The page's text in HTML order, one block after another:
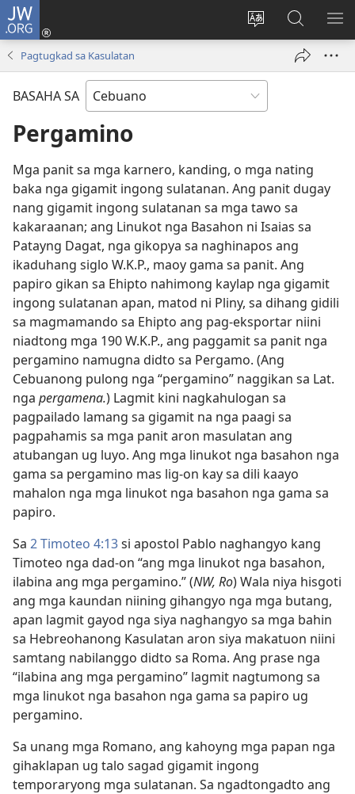
JW.ORG
Ilisi
pinulongan
sa
site
Log
ug
Pangitaa
sa
JW.ORG
Pagtugkad sa Kasulatan
BASAHA SA
Pergamino
Mga panit sa mga karnero, kanding, o mga nating
baka nga gigamit ingong sulatanan. Ang panit dugay
nang gigamit ingong sulatanan sa mga tawo sa
kakaraanan; ang Linukot nga Basahon ni Isaias sa
Patayng Dagat, nga gikopya sa naghinapos ang
ikaduhang siglo W.K.P., maoy gama sa panit. Ang
papiro gikan sa Ehipto nahimong kaylap nga gigamit
ingong sulatanan apan, matod ni Pliny, sa dihang gidili
sa magmamando sa Ehipto ang pag-eksportar niini
niadtong mga 190 W.K.P., ang paggamit sa panit nga
pergamino namugna didto sa Pergamo. (Ang
Cebuanong pulong nga “pergamino” naggikan sa Lat.
nga pergamena.) Lagmit kini nagkahulogan sa
pagpailado lamang sa gigamit na nga paagi sa
pagpahamis sa mga panit aron masulatan ang
atubangan ug luyo. Ang mga linukot nga basahon nga
gama sa pergamino mas lig-on kay sa dili kaayo
mahalon nga mga linukot nga basahon nga gama sa
papiro.
Sa 2 Timoteo 4:13si apostol Pablo naghangyo kang
Timoteo nga dad-on “ang mga linukot nga basahon,
ilabina ang mga pergamino.” (NW, Ro) Wala niya hisgoti
ang mga kaundan niining gihangyo nga mga butang,
apan lagmit gayod nga siya naghangyo sa mga bahin
sa Hebreohanong Kasulatan aron siya makatuon niini
samtang nabilanggo didto sa Roma. Ang prase nga
“ilabina ang mga pergamino” lagmit nagtumong sa
mga linukot nga basahon nga gama sa papiro ug
pergamino.
Sa unang mga Romano, ang kahoyng mga papan nga
gihaklapan ug talo sagad gigamit ingong
temporaryong mga sulatanan. Sa ngadtongadto ang